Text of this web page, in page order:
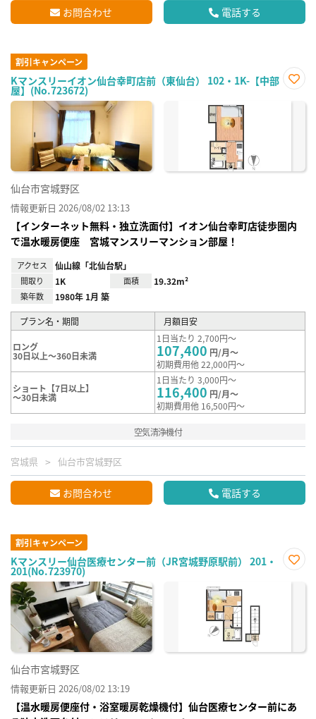
お問合わせ 電話する
割引キャンペーン
Kマンスリーイオン仙台幸町店前（東仙台） 102・1K-【中部
屋】(No.723672)
に入
仙台市宮城野区
情報更新日 2026/08/02 13:13
【インターネット無料・独立洗面付】イオン仙台幸町店徒歩圏内
で温水暖房便座 宮城マンスリーマンション部屋！
アクセス 仙山線「北仙台駅」
間取り 1K 面積 19.32m²
築年数 1980年 1月 築
プラン名・期間 月額目安
ロング
30日以上～360日未満
1日当たり 2,700円～
107,400 円/月～
初期費用他 22,000円～
ショート【7日以上】
～30日未満
1日当たり 3,000円～
116,400 円/月～
初期費用他 16,500円～
空気清浄機付
宮城県 仙台市宮城野区
お問合わせ 電話する
割引キャンペーン
Kマンスリー仙台医療センター前（JR宮城野原駅前） 201・
201(No.723970)
に入
仙台市宮城野区
情報更新日 2026/08/02 13:19
【温水暖房便座付・浴室暖房乾燥機付】仙台医療センター前にあ